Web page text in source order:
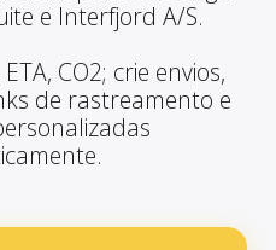
e Interfjord A/S.
CO2; crie envios,
de rastreamento e